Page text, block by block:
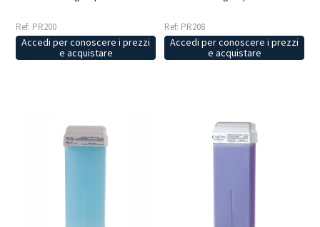
Ref: PR200
Accedi per conoscere i prezzi
e acquistare
Ref: PR208
Accedi per conoscere i prezzi
e acquistare